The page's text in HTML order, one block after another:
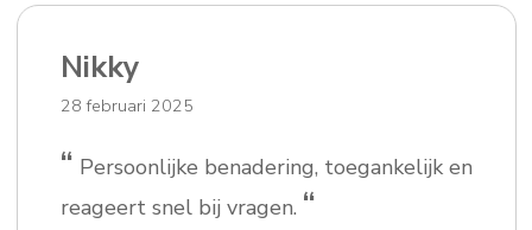
Nikky
28 februari 2025
“ Persoonlijke benadering, toegankelijk en
reageert snel bij vragen. “